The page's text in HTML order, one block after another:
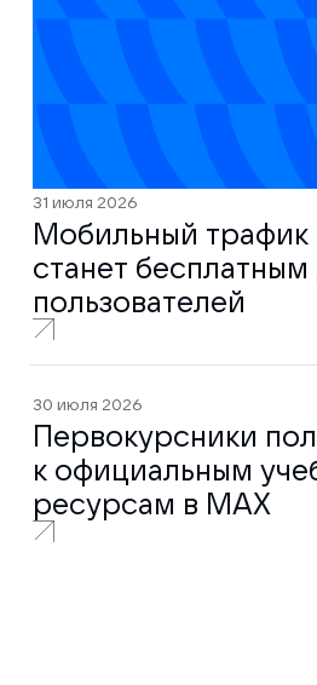
31 июля 2026
Мобильный трафик
станет бесплатным
пользователей
30 июля 2026
Первокурсники
к официальным
ресурсам в MAX